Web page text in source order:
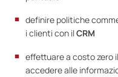
definire politiche
i clienti con ilCRM
effettuare a costo zero il
accedere alle